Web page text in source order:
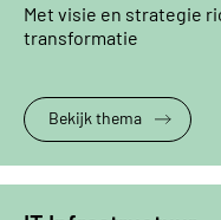
Met visie en strategie
transformatie
Bekijk thema